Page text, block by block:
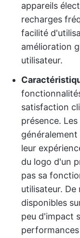
appareils
recharges
facilité
amélioration
utilisateur.
satisfaction
présence.
leur
du logo d'un
pas sa
utilisateur. De
disponibles
peu d'impact